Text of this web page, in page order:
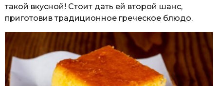
такой вкусной! Стоит дать ей второй шанс,
приготовив традиционное греческое блюдо.